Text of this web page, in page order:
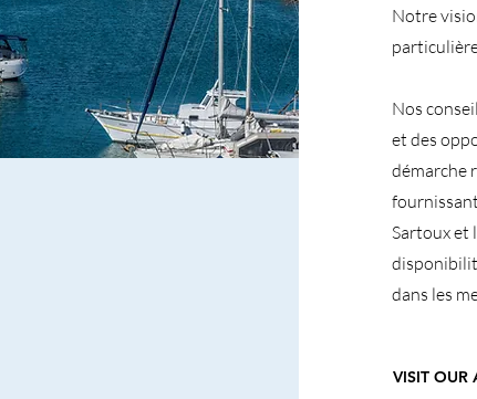
Notre
Nos
et des
démarche
Sartoux et
dans les
VISIT OUR